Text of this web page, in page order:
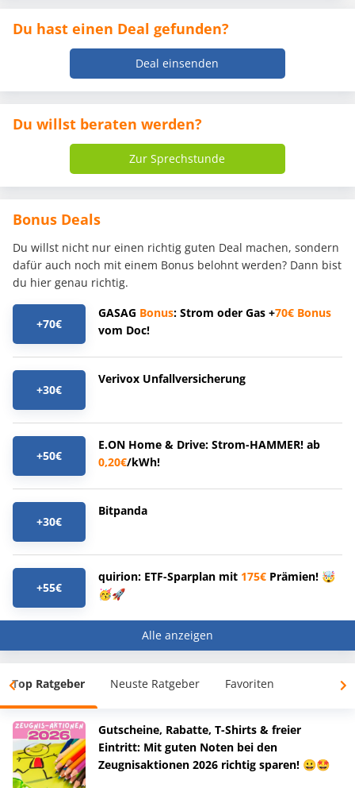
Du hast einen Deal gefunden?
Deal einsenden
Du willst beraten werden?
Zur Sprechstunde
Bonus Deals
Du willst nicht nur einen richtig guten Deal machen, sondern
dafür auch noch mit einem Bonus belohnt werden? Dann bist
du hier genau richtig.
+70€
GASAG Bonus: Strom oder Gas +70€ Bonus
vom Doc!
+30€
Verivox Unfallversicherung
+50€
E.ON Home & Drive: Strom-HAMMER! ab
0,20€/kWh!
+30€
Bitpanda
+55€
quirion: ETF-Sparplan mit 175€ Prämien! 🤯
🥳🚀
Alle anzeigen
Top Ratgeber Neuste Ratgeber Favoriten
Gutscheine, Rabatte, T-Shirts & freier
Eintritt: Mit guten Noten bei den
Zeugnisaktionen 2026 richtig sparen! 😀🤩